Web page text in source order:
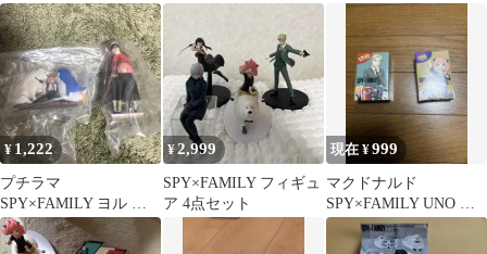
ぼアーニャ 全3種セッ
ション4 アーニャセッ
¥ 1,222
プチラマ
SPY×FAMILY ヨル ア
ーニャ フィギュア ま
とめ売り
¥2,999
SPY×FAMILY フィギュ
ア 4点セット
現在 ¥999
マクドナルド
SPY×FAMILY UNO ウ
ノ 2種セット